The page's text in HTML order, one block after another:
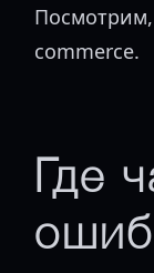
commerce.
Где